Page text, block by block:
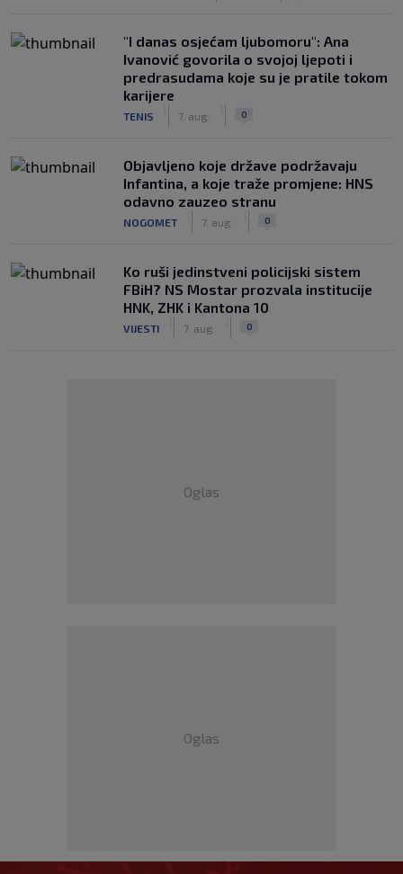
"I danas osjećam ljubomoru": Ana
Ivanović govorila o svojoj ljepoti i
predrasudama koje su je pratile tokom
karijere
TENIS 7. aug. 0
Objavljeno koje države podržavaju
Infantina, a koje traže promjene: HNS
odavno zauzeo stranu
NOGOMET 7. aug. 0
Ko ruši jedinstveni policijski sistem
FBiH? NS Mostar prozvala institucije
HNK, ZHK i Kantona 10
VIJESTI 7. aug. 0
Oglas
Oglas